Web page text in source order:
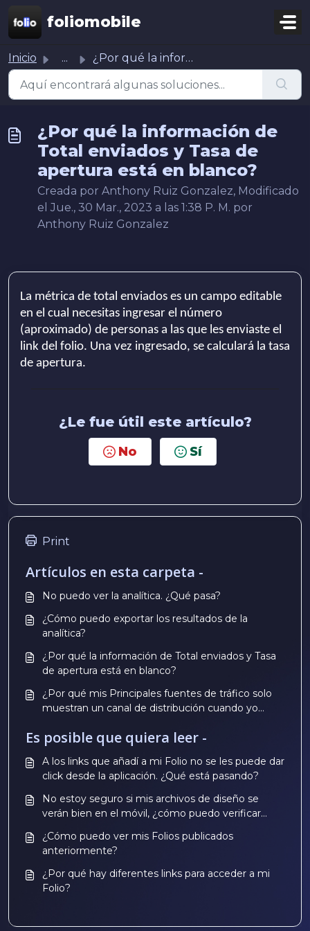
foliomobile
Inicio ... ¿Por qué la información de Total enviados y Tasa de apert...
¿Por qué la información de
Total enviados y Tasa de
apertura está en blanco?
Creada por Anthony Ruiz Gonzalez, Modificado
el Jue., 30 Mar., 2023 a las 1:38 P. M. por
Anthony Ruiz Gonzalez
La métrica de total enviados es un campo editable
en el cual necesitas ingresar el número
(aproximado) de personas a las que les enviaste el
link del folio. Una vez ingresado, se calculará la tasa
de apertura.
¿Le fue útil este artículo?
No Sí
Print
Artículos en esta carpeta -
No puedo ver la analítica. ¿Qué pasa?
¿Cómo puedo exportar los resultados de la
analítica?
¿Por qué la información de Total enviados y Tasa
de apertura está en blanco?
¿Por qué mis Principales fuentes de tráfico solo
muestran un canal de distribución cuando yo
Es posible que quiera leer -
A los links que añadí a mi Folio no se les puede dar
click desde la aplicación. ¿Qué está pasando?
No estoy seguro si mis archivos de diseño se
verán bien en el móvil, ¿cómo puedo verificar
¿Cómo puedo ver mis Folios publicados
anteriormente?
¿Por qué hay diferentes links para acceder a mi
Folio?